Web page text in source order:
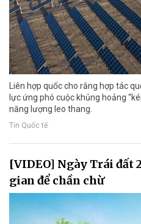
Liên hợp quốc cho rằng hợp tác
lực ứng phó cuộc khủng hoảng
năng lượng leo thang.
Tin Quốc tế
[VIDEO] Ngày Trái đất
gian để chần chừ